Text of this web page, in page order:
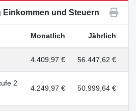
und Steuern
Monatlich Jährlich
4.409,97 € 56.447,62 €
2
4.249,97 € 50.999,64 €